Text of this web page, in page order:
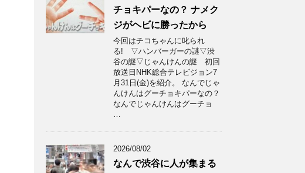
チョキパーなの？ ナメク
ジがヘビに勝ったから
今回はチコちゃんに叱られ
る! ▽ハンバーガーの謎▽渋
谷の謎▽じゃんけんの謎 初回
放送日NHK総合テレビジョン7
月31日(金)を紹介。 なんでじゃ
んけんはグーチョキパーなの？
なんでじゃんけんはグーチョ
…
2026/08/02
なんで渋谷に人が集まる